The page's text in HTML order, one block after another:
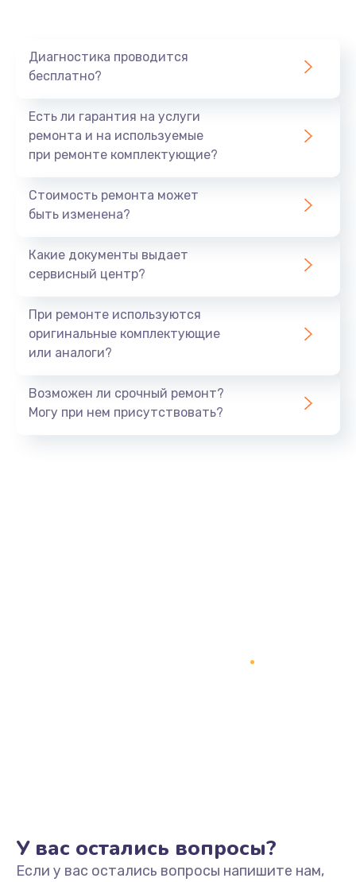
Замена материнской платы
Заказать
Диагностика проводится
бесплатно?
Есть ли гарантия на услуги
ремонта и на используемые
при ремонте комплектующие?
Стоимость ремонта может
быть изменена?
Какие документы выдает
сервисный центр?
При ремонте используются
оригинальные комплектующие
или аналоги?
Возможен ли срочный ремонт?
Могу при нем присутствовать?
У вас остались вопросы?
Если у вас остались вопросы напишите нам,